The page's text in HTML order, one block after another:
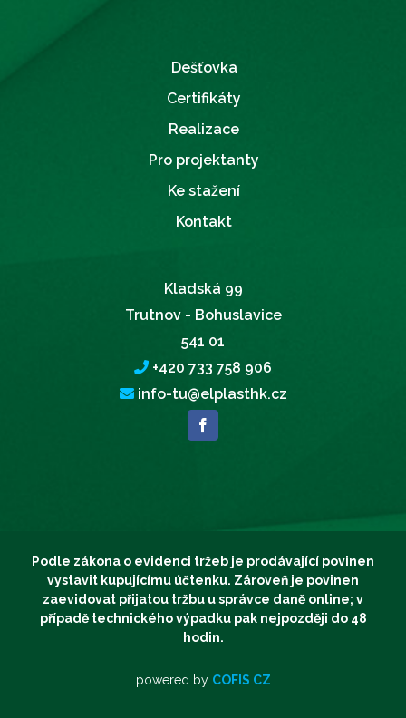
Dešťovka
Certifikáty
Realizace
Pro projektanty
Ke stažení
Kontakt
Kladská 99
Trutnov - Bohuslavice
541 01
+420 733 758 906
info-tu@elplasthk.cz
Podle zákona o evidenci tržeb je prodávající povinen
vystavit kupujícímu účtenku. Zároveň je povinen
zaevidovat přijatou tržbu u správce daně online; v
případě technického výpadku pak nejpozději do 48
hodin.
powered by COFIS CZ